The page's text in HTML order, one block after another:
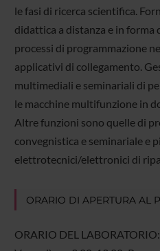
le fasi di ricerca scientifica.
didattica a distanza e in
processi di programmazione
applicativi di collegamento.
multimediali e seminariali di
le macchine multifunzione in
Altre funzioni sono quelle di
convegnistica e seminariale e
elettrotecnici/elettronici di
ORARIO DI APERTURA AL
ORARIO DEL